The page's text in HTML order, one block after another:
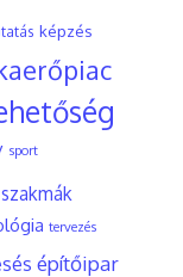
képzés
sport
szakmák
tervezés
építőipar